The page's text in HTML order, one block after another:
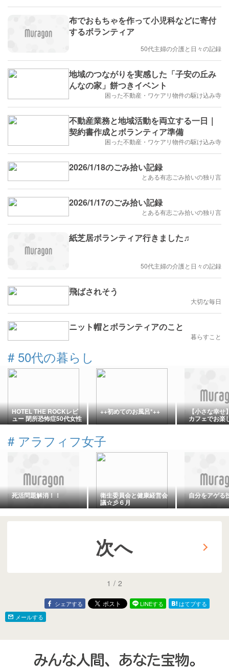
布でおもちゃを作って小児科などに寄付
するボランティア
50代主婦の介護と日々の記録
地域のつながりを実感した「子安の丘み
んなの家」餅つきイベント
困った不動産・ワケアリ物件の駆け込み寺
不動産業務と地域活動を両立する一日｜
契約書作成とボランティア準備
困った不動産・ワケアリ物件の駆け込み寺
2026/1/18のごみ拾い記録
とある有志ごみ拾いの独り言
2026/1/17のごみ拾い記録
とある有志ごみ拾いの独り言
紙芝居ボランティア行きました♬
50代主婦の介護と日々の記録
飛ばされそう
大切な毎日
ニット帽とボランティアのこと
暮らすこと
# 50代の暮らし
HOTEL THE ROCKレビ
ュー 閉所恐怖症50代女性
宿泊記
++初めてのお風呂*++ 【小さな幸せ
カフェでお楽
# アラフィフ女子
死活問題解消！！ 衛生委員会と健康経営会
議☆彡６月
自分をアゲる
次へ
1 / 2
シェアする LINEする
はてブする
メールする